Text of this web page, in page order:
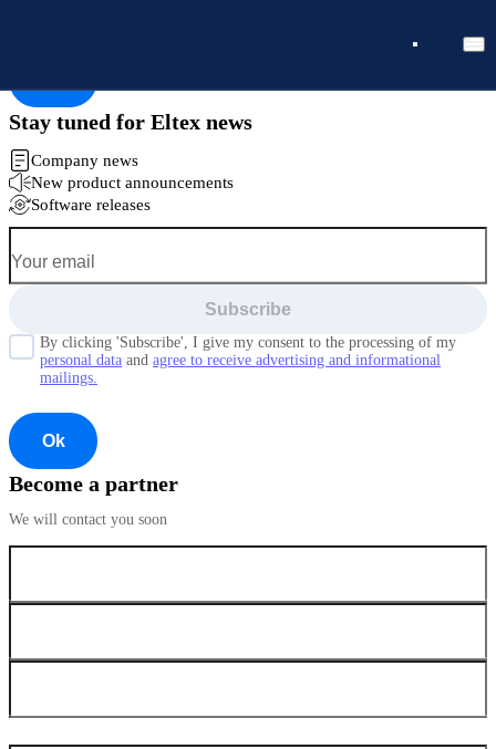
Stay tuned for Eltex news
Company news
New product announcements
Software releases
Subscribe
By clicking 'Subscribe', I give my consent to the processing of my
personal data and agree to receive advertising and informational
mailings.
Ok
Become a partner
We will contact you soon